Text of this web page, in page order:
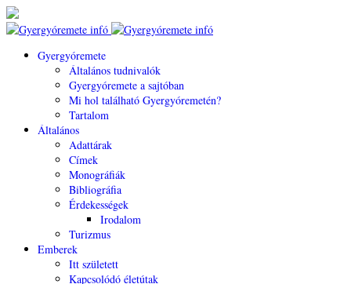
Gyergyóremete
Általános tudnivalók
Gyergyóremete a sajtóban
Mi hol található Gyergyóremetén?
Tartalom
Általános
Adattárak
Címek
Monográfiák
Bibliográfia
Érdekességek
Irodalom
Turizmus
Emberek
Itt született
Kapcsolódó életútak